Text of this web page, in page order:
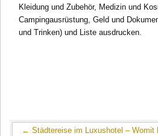
Kleidung und Zubehör, Medizin und
Campingausrüstung, Geld und
und Trinken) und Liste ausdrucken.
← Städtereise im Luxushotel – Womit